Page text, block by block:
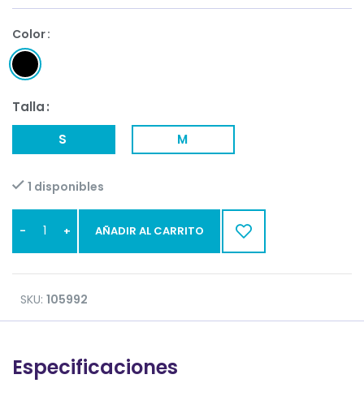
Color
Talla
S
M
1 disponibles
AÑADIR AL CARRITO
SKU: 105992
Especificaciones